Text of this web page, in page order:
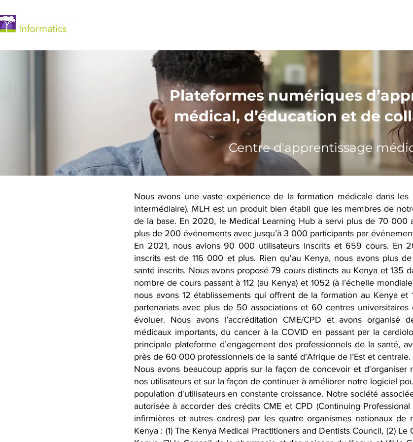
Plateformes numériques
médical, d’éducation et de
Centre d'apprentissage
Nous avons une vaste expérience de la formation médicale dans les
intermédiaire). MLH est un produit bien établi que les membres de
de la base. En 2020, le Medical Learning Hub a servi plus de 70 000
plus de 200 événements avec jusqu’à 3 000 participants par
En 2021, nous avions 90 000 utilisateurs inscrits et 659 cours. En
inscrits est de 116 000 et plus. Rien qu'au Kenya, nous avons plus
santé inscrits. Nous avons proposé 79 cours distincts au Kenya et 135
nombre de cours passant à 112 (au Kenya) et 1052 (à l’échelle
nous avons 12 établissements qui offrent de la formation au Kenya et
partenariats avec plus de 50 associations et 60 centres
évoluer. Nous avons l’accréditation CME/CPD et avons organisé
médicaux importants, du cancer à la COVID en passant par la
principale plateforme d’engagement des professionnels de la santé,
près de 60 000 professionnels de la santé d’Afrique de l’Est et centrale.
Nous avons beaucoup appris sur la façon de concevoir et d'organiser
nos utilisateurs et sur la façon de continuer à améliorer notre logiciel
population d'utilisateurs en constante croissance. Notre société
autorisée à accorder des crédits CME et CPD (Continuing
infirmières et autres cadres) par les quatre organismes nationaux de
Kenya : (1) The Kenya Medical Practitioners and Dentists Council, (2)